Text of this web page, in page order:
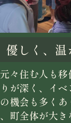
優しく、温
元々住む人も
りが深く、イ
の機会も多くあ
、町全体が大き